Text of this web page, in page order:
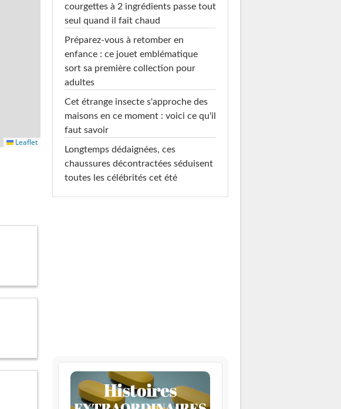
Leaflet
courgettes à 2 ingrédients passe tout
seul quand il fait chaud
Préparez-vous à retomber en
enfance : ce jouet emblématique
sort sa première collection pour
adultes
Cet étrange insecte s'approche des
maisons en ce moment : voici ce qu'il
faut savoir
Longtemps dédaignées, ces
chaussures décontractées séduisent
toutes les célébrités cet été